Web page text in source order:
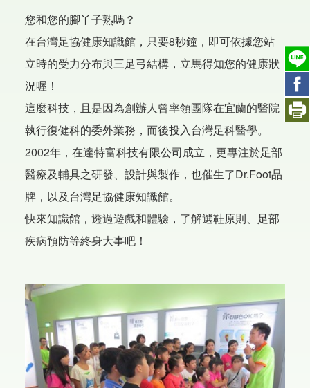
您和您的腳丫子熟嗎？
在台灣足協健康知識館，只要8秒鐘，即可依據您站
立時的受力分布與三足弓結構，立馬得知您的健康狀
況喔！
這麼科技，且是因為創辦人曾率領團隊在宜蘭的醫院
執行復健科的委外業務，而後投入台灣足科醫學。
2002年，在達特富科技有限公司成立，更專注於足部
醫療及輔具之研發、設計與製作，也催生了Dr.Foot品
牌，以及台灣足協健康知識館。
快來知識館，透過遊戲和體驗，了解選鞋原則、足部
疾病預防等終身大事吧！